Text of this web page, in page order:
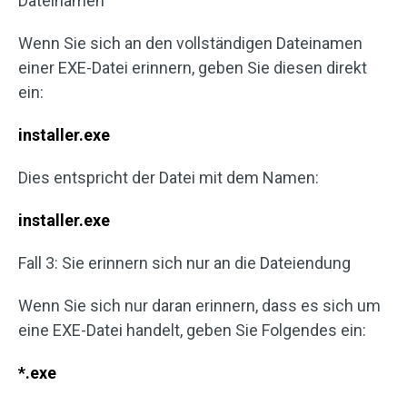
Wenn Sie sich an den vollständigen Dateinamen
einer EXE-Datei erinnern, geben Sie diesen direkt
ein:
installer.exe
Dies entspricht der Datei mit dem Namen:
installer.exe
Fall 3: Sie erinnern sich nur an die Dateiendung
Wenn Sie sich nur daran erinnern, dass es sich um
eine EXE-Datei handelt, geben Sie Folgendes ein:
*.exe